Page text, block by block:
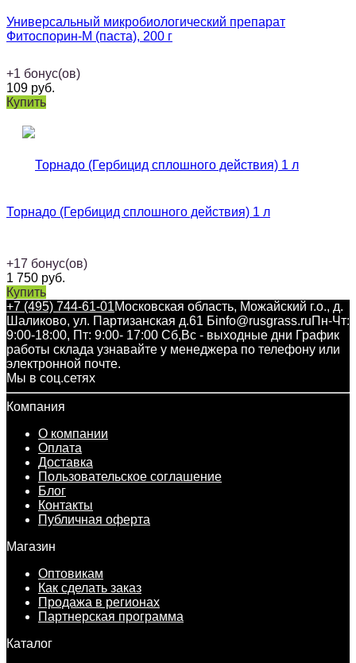
Универсальный микробиологический препарат
Фитоспорин-М (паста), 200 г
+1 бонус(ов)
109 руб.
Купить
Торнадо (Гербицид сплошного действия) 1 л
+17 бонус(ов)
1 750 руб.
Купить
+7 (495) 744-61-01Московская область, Можайский г.о., д.
Шаликово, ул. Партизанская д.61 Бinfo@rusgrass.ruПн-Чт:
9:00-18:00, Пт: 9:00- 17:00 Сб,Вс - выходные дни График
работы склада узнавайте у менеджера по телефону или
электронной почте.
Мы в соц.сетях
Компания
О компании
Оплата
Доставка
Пользовательское соглашение
Блог
Контакты
Публичная оферта
Магазин
Оптовикам
Как сделать заказ
Продажа в регионах
Партнерская программа
Каталог